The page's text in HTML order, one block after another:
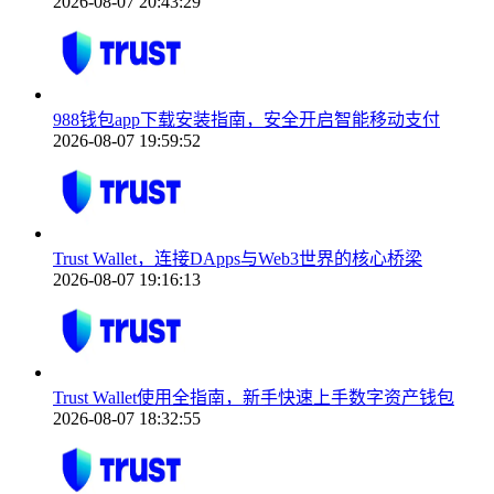
988钱包app下载安装指南，安全开启智能移动支付
2026-08-07 19:59:52
Trust Wallet，连接DApps与Web3世界的核心桥梁
2026-08-07 19:16:13
Trust Wallet使用全指南，新手快速上手数字资产钱包
2026-08-07 18:32:55